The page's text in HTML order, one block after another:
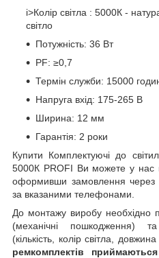
i>Колір світла : 5000К -
світло
Потужність: 36 Вт
PF: ≥0,7
Термін служби: 15000
Напруга вхід: 175-265 В
Ширина: 12 мм
Гарантія: 2 роки
Купити Комплектуючі до
5000К PROFI Ви можете у нас
оформивши замовлення через
за вказаними телефонами.
До монтажу виробу необхідно
(механічні пошкодження) та
(кількість, колір світла, довжина
ремкомплектів